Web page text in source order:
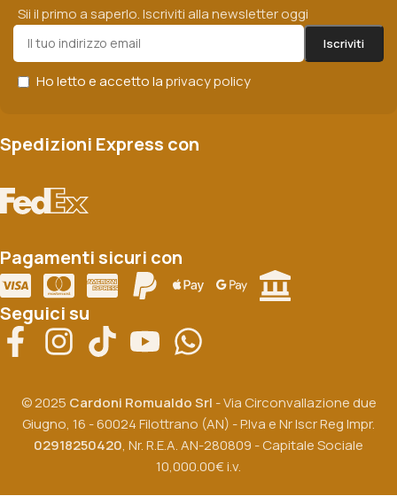
Sii il primo a saperlo. Iscriviti alla newsletter oggi
Ho letto e accetto laprivacy policy
Spedizioni Express con
Pagamenti sicuri con
Seguici su
© 2025 Cardoni Romualdo Srl - Via Circonvallazione due
Giugno, 16 - 60024 Filottrano (AN) - P.Iva e Nr Iscr Reg Impr.
02918250420, Nr. R.E.A. AN-280809 - Capitale Sociale
10,000.00€ i.v.